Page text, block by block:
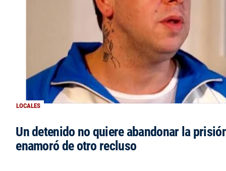
LOCALES
Un detenido no quiere abandonar la
enamoró de otro recluso